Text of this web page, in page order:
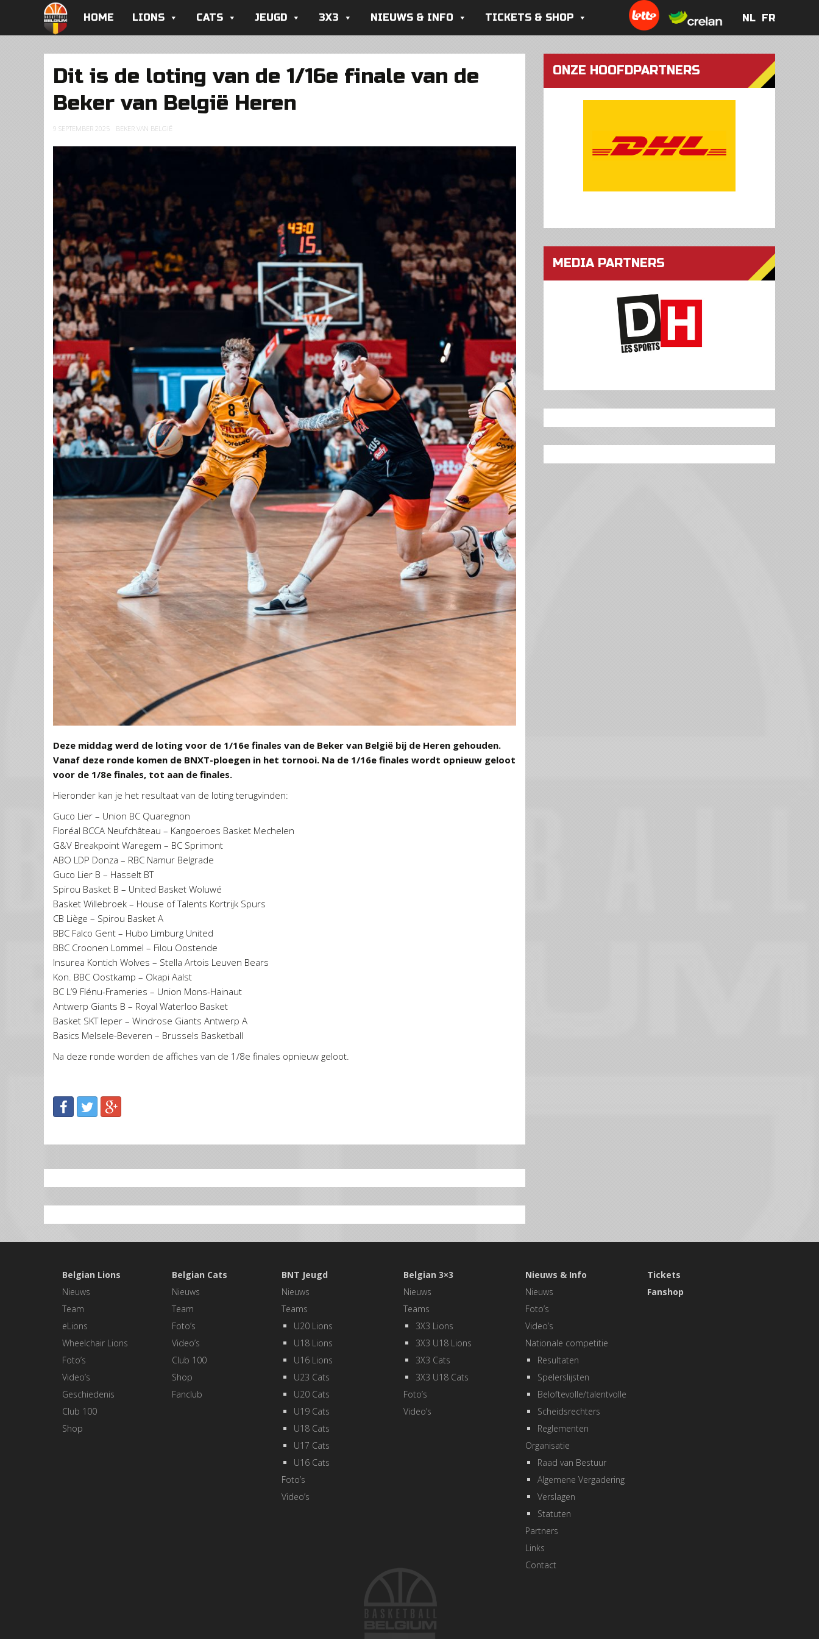
HOME LIONS CATS JEUGD 3X3 NIEUWS & INFO TICKETS & SHOP NL FR
Dit is de loting van de 1/16e finale van de
Beker van België Heren
9 SEPTEMBER 2025 BEKER VAN BELGIË
Deze middag werd de loting voor de 1/16e finales van de Beker van België bij de Heren gehouden.
Vanaf deze ronde komen de BNXT-ploegen in het tornooi. Na de 1/16e finales wordt opnieuw geloot
voor de 1/8e finales, tot aan de finales.
Hieronder kan je het resultaat van de loting terugvinden:
Guco Lier – Union BC Quaregnon
Floréal BCCA Neufchâteau – Kangoeroes Basket Mechelen
G&V Breakpoint Waregem – BC Sprimont
ABO LDP Donza – RBC Namur Belgrade
Guco Lier B – Hasselt BT
Spirou Basket B – United Basket Woluwé
Basket Willebroek – House of Talents Kortrijk Spurs
CB Liège – Spirou Basket A
BBC Falco Gent – Hubo Limburg United
BBC Croonen Lommel – Filou Oostende
Insurea Kontich Wolves – Stella Artois Leuven Bears
Kon. BBC Oostkamp – Okapi Aalst
BC L’9 Flénu-Frameries – Union Mons-Hainaut
Antwerp Giants B – Royal Waterloo Basket
Basket SKT Ieper – Windrose Giants Antwerp A
Basics Melsele-Beveren – Brussels Basketball
Na deze ronde worden de affiches van de 1/8e finales opnieuw geloot.
ONZE HOOFDPARTNERS
MEDIA PARTNERS
Belgian Lions
Nieuws
Team
eLions
Wheelchair Lions
Foto’s
Video’s
Geschiedenis
Club 100
Shop
Belgian Cats
Nieuws
Team
Foto’s
Video’s
Club 100
Shop
Fanclub
BNT Jeugd
Nieuws
Teams
U20 Lions
U18 Lions
U16 Lions
U23 Cats
U20 Cats
U19 Cats
U18 Cats
U17 Cats
U16 Cats
Foto’s
Video’s
Belgian 3×3
Nieuws
Teams
3X3 Lions
3X3 U18 Lions
3X3 Cats
3X3 U18 Cats
Foto’s
Video’s
Nieuws & Info
Nieuws
Foto’s
Video’s
Nationale competitie
Resultaten
Spelerslijsten
Beloftevolle/talentvolle
Scheidsrechters
Reglementen
Organisatie
Raad van Bestuur
Algemene Vergadering
Verslagen
Statuten
Partners
Links
Contact
Tickets
Fanshop
NL